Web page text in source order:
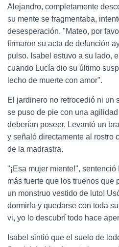
Alejandro, completamente
su mente se fragmentaba,
desesperación. "Mateo, por
firmaron su acta de defunción
pulso. Isabel estuvo a su lado,
cuando Lucía dio su último
lecho de muerte con amor".
El jardinero no retrocedió ni un
se puso de pie con una
deberían poseer. Levantó un
y señaló directamente al rostro
de la madrastra.
"¡Esa mujer miente!",
más fuerte que los truenos que
un monstruo vestido de luto!
dormirla y quedarse con toda
vi, yo lo descubrí todo hace
Isabel sintió que el suelo de